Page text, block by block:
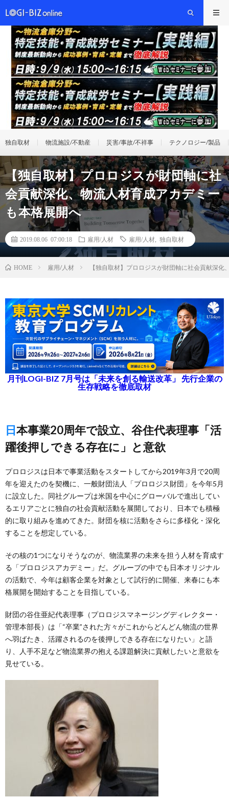
独自取材 物流施設/不動産 災害/事故/不祥事 テクノロジー/製品
【独自取材】プロロジスが財団軸に社
会貢献深化、物流人材育成アカデミー
も本格展開へ
2019.08.06 07:00:18 雇用/人材 雇用/人材 独自取材
HOME 雇用/人材 【独自取材】プロロジスが財団軸に社会貢献深
月刊LOGI-BIZ 7月号は「未来を創る輸送改革」 先行企業の
生存戦略を徹底取材
日本事業20周年で設立、谷住代表理事「活
躍後押しできる存在に」と意欲
プロロジスは日本で事業活動をスタートしてから2019年3月で20周
年を迎えたのを契機に、一般財団法人「プロロジス財団」を今年5月
に設立した。同社グループは米国を中心にグローバルで進出してい
るエリアごとに独自の社会貢献活動を展開しており、日本でも積極
的に取り組みを進めてきた。財団を核に活動をさらに多様化・深化
することを想定している。
その核の1つになりそうなのが、物流業界の未来を担う人材を育成す
る「プロロジスアカデミー」だ。グループの中でも日本オリジナル
の活動で、今年は顧客企業を対象として試行的に開催、来春にも本
格展開を開始することを目指している。
財団の谷住亜紀代表理事（プロロジスマネージングディレクター・
管理本部長）は「“卒業”された方々がこれからどんどん物流の世界
へ羽ばたき、活躍されるのを後押しできる存在になりたい」と語
り、人手不足など物流業界の抱える課題解決に貢献したいと意欲を
見せている。